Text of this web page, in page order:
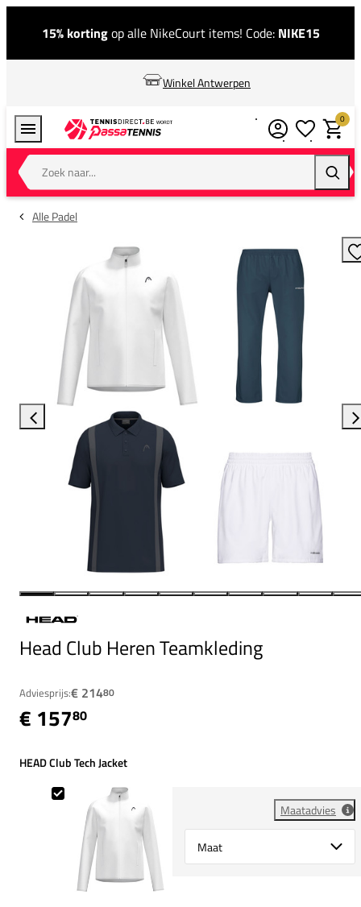
15% kortingop alle NikeCourt items! Code: NIKE15
Winkel Antwerpen
Zoek naar...
0
Alle Padel
Head Club Heren Teamkleding
Adviesprijs:€ 21480
€ 15780
HEAD Club Tech Jacket
Maatadvies
Select {option} for {name}
HEAD Club Tech Jacket